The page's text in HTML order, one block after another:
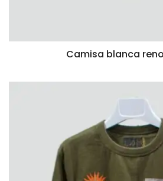
VISTA RÁPIDA
Camisa blanca